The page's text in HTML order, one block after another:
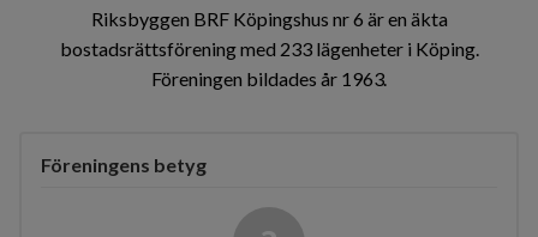
Riksbyggen BRF Köpingshus nr 6 är en äkta
bostadsrättsförening med 233 lägenheter i Köping.
Föreningen bildades år 1963
Föreningens betyg